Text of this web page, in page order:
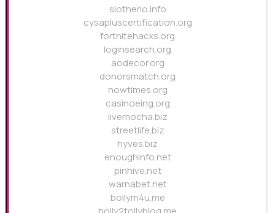
slotherio.info
cysapluscertification.org
fortnitehacks.org
loginsearch.org
aodecor.org
donorsmatch.org
nowtimes.org
casinoeing.org
livemocha.biz
streetlife.biz
hyves.biz
enoughinfo.net
pinhive.net
warnabet.net
bollym4u.me